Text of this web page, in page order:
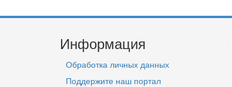
Информация
Обработка личных данных
Поддержите наш портал